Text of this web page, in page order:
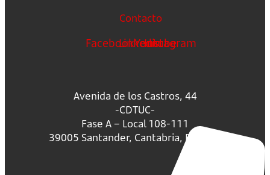
Contacto
FacebookLinkedin
Youtube
Instagram
Avenida de los Castros, 44
-CDTUC-
Fase A – Local 108-111
39005 Santander, Cantabria, España.